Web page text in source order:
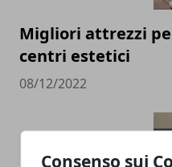
Consenso sui
Migliori attrezzi
centri estetici
08/12/2022